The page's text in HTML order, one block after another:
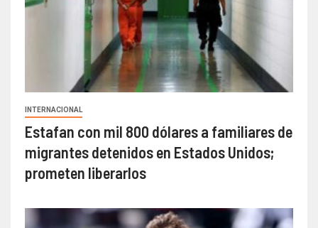
INTERNACIONAL
Estafan con mil 800 dólares a familiares de
migrantes detenidos en Estados Unidos;
prometen liberarlos